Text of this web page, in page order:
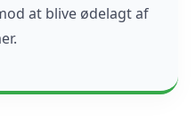
at blive ødelagt af